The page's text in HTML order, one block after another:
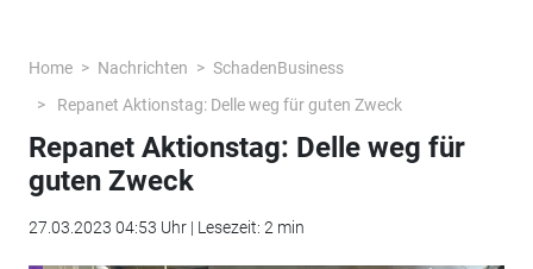
Home Nachrichten
SchadenBusiness
Repanet Aktionstag: Delle weg für guten Zweck
Repanet Aktionstag: Delle weg für
guten Zweck
27.03.2023 04:53 Uhr | Lesezeit: 2 min